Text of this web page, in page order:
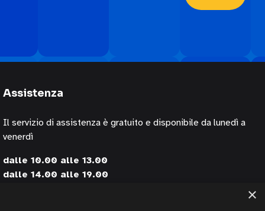
Assistenza
Il servizio di assistenza è gratuito e disponibile da lunedì a
venerdì
dalle 10.00 alle 13.00
dalle 14.00 alle 19.00
×